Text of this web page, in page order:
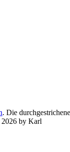
. Die
by Karl